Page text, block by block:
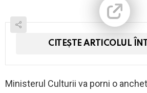
CITEȘTE ARTICOLUL
Ministerul Culturii va porni o